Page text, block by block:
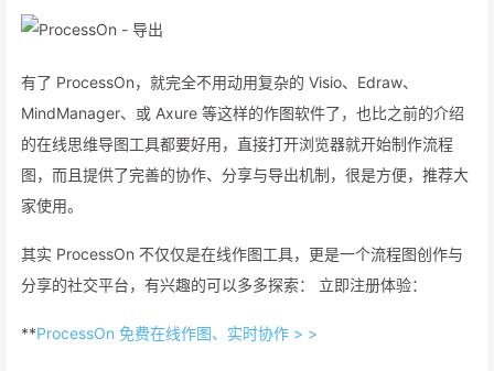
有了 ProcessOn，就完全不用动用复杂的 Visio、Edraw、
MindManager、或 Axure 等这样的作图软件了，也比之前的介绍
的在线思维导图工具都要好用，直接打开浏览器就开始制作流程
图，而且提供了完善的协作、分享与导出机制，很是方便，推荐大
家使用。
其实 ProcessOn 不仅仅是在线作图工具，更是一个流程图创作与
分享的社交平台，有兴趣的可以多多探索： 立即注册体验：
**ProcessOn 免费在线作图、实时协作 > >